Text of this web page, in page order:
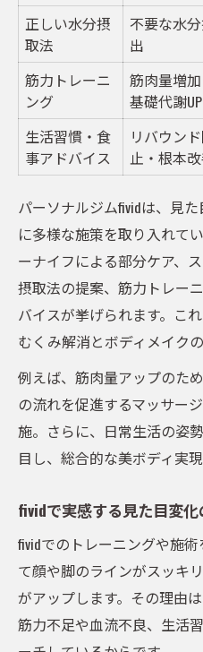
正しい水分摂
取法
不要な水
出
筋力トレーニ
ング
筋肉量増加
基礎代謝UP
生活習慣・食
事アドバイス
リバウン
止・根本
パーソナルジムfividは、見
に多様な施策を取り入れて
ーナイフによる部分ケア、
摂取法の提案、筋力トレー
バイスが挙げられます。こ
むくみ解消とボディメイク
例えば、筋肉量アップのた
の流れを促進するマッサー
施。さらに、日常生活の姿
目し、総合的な美ボディ実現
fividで実感する見た目変化
fividでのトレーニングや施
て顔や脚のラインがスッキ
がアップします。その理由
筋力不足や血流不良、生活